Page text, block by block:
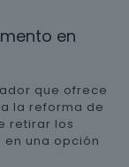
en
que ofrece
la reforma de
retirar los
una opción